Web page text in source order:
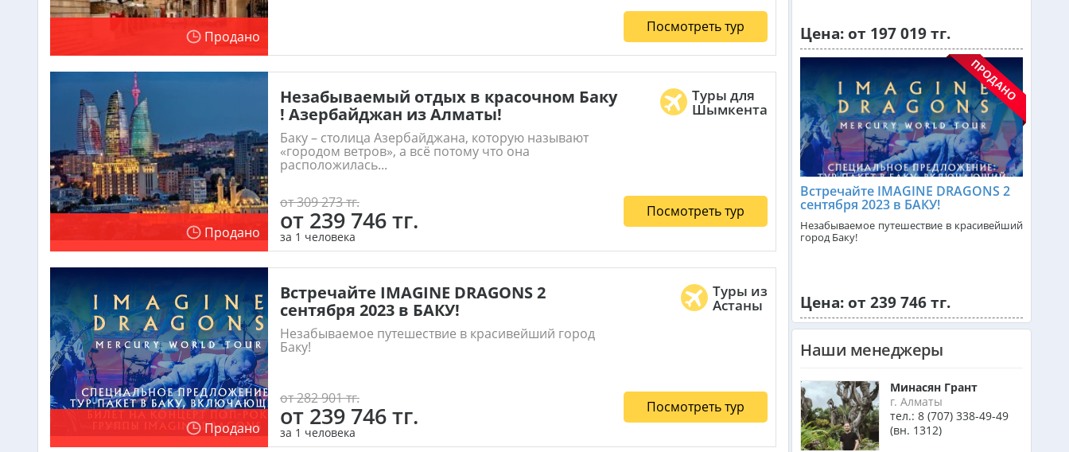
Продано
Посмотреть тур
Продано
Незабываемый отдых в красочном Баку
! Азербайджан из Алматы!
Баку – столица Азербайджана, которую называют
«городом ветров», а всё потому что она
расположилась...
Туры для
Шымкента
от 309 273 тг.
от 239 746 тг.
за 1 человека
Посмотреть тур
Продано
Встречайте IMAGINE DRAGONS 2
сентября 2023 в БАКУ!
Незабываемое путешествие в красивейший город
Баку!
Туры из
Астаны
от 282 901 тг.
от 239 746 тг.
за 1 человека
Посмотреть тур
Болгария из Алматы
Финляндия из Алматы
Сингапур из Алматы
Танзания из Алматы
Израиль из Алматы
Оман из Алматы
Цена: от 197 019 тг.
Встречайте IMAGINE DRAGONS 2
сентября 2023 в БАКУ!
Незабываемое путешествие в красивейший
город Баку!
Цена: от 239 746 тг.
Наши менеджеры
Минасян Грант
г. Алматы
тел.: 8 (707) 338-49-49
(вн. 1312)